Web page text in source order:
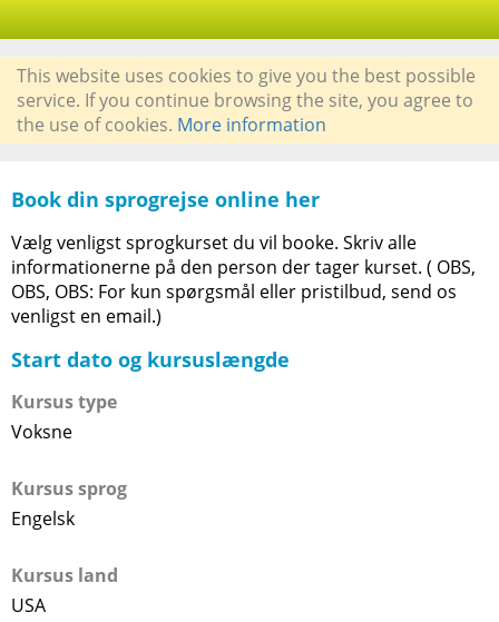
This website uses cookies to give you the best possible
service. If you continue browsing the site, you agree to
the use of cookies. More information
Book din sprogrejse online her
Vælg venligst sprogkurset du vil booke. Skriv alle
informationerne på den person der tager kurset. ( OBS,
OBS, OBS: For kun spørgsmål eller pristilbud, send os
venligst en email.)
Start dato og kursuslængde
Kursus type
Voksne
Kursus sprog
Engelsk
Kursus land
USA